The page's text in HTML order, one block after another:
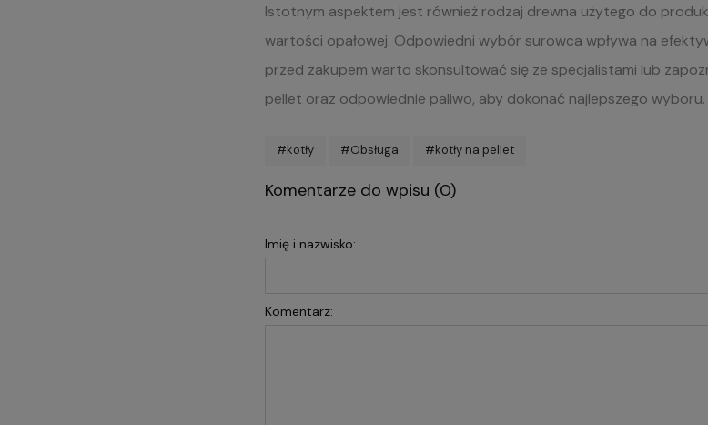
Istotnym aspektem jest również rodzaj drewna użytego do
wartości opałowej. Odpowiedni wybór surowca wpływa na
przed zakupem warto skonsultować się ze specjalistami lub
pellet oraz odpowiednie paliwo, aby dokonać najlepszego wyboru.
#kotły #Obsługa #kotły na pellet
Komentarze do wpisu (0)
Imię i nazwisko:
Komentarz: